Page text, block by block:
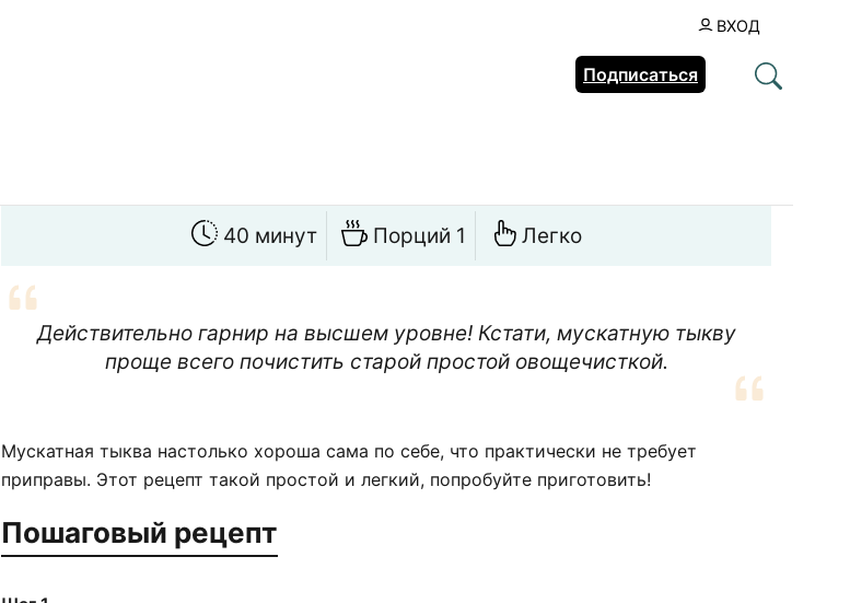
ВХОД
Подписаться
40 минут Порций 1 Легко
Действительно гарнир на высшем уровне! Кстати, мускатную тыкву
проще всего почистить старой простой овощечисткой.
Мускатная тыква настолько хороша сама по себе, что практически не требует
приправы. Этот рецепт такой простой и легкий, попробуйте приготовить!
Пошаговый рецепт